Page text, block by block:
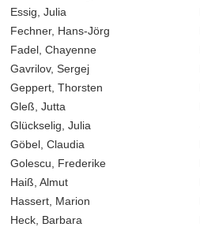
Essig, Julia
Fechner, Hans-Jörg
Fadel, Chayenne
Gavrilov, Sergej
Geppert, Thorsten
Gleß, Jutta
Glückselig, Julia
Göbel, Claudia
Golescu, Frederike
Haiß, Almut
Hassert, Marion
Heck, Barbara